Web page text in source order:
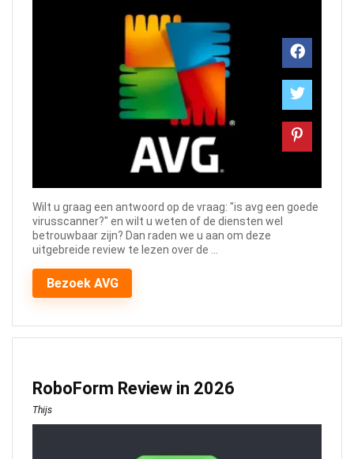
Wilt u graag een antwoord op de vraag: "is avg een goede
virusscanner?" en wilt u weten of de diensten wel
betrouwbaar zijn? Dan raden we u aan om deze
uitgebreide review te lezen over de ...
Bezoek AVG
RoboForm Review in 2026
Thijs